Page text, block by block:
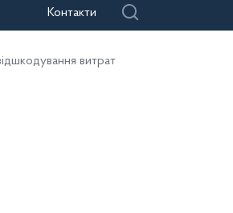
Контакти
витрат